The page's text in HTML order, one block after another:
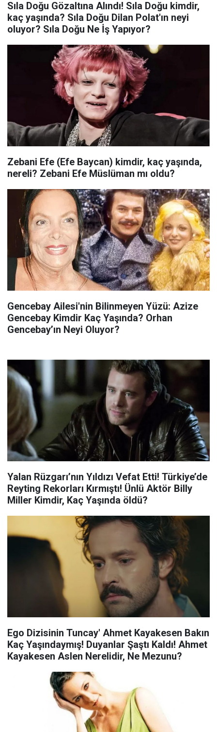
Sıla Doğu Gözaltına Alındı! Sıla Doğu kimdir,
kaç yaşında? Sıla Doğu Dilan Polat'ın neyi
oluyor? Sıla Doğu Ne İş Yapıyor?
Zebani Efe (Efe Baycan) kimdir, kaç yaşında,
nereli? Zebani Efe Müslüman mı oldu?
Gencebay Ailesi'nin Bilinmeyen Yüzü: Azize
Gencebay Kimdir Kaç Yaşında? Orhan
Gencebay’ın Neyi Oluyor?
Yalan Rüzgarı’nın Yıldızı Vefat Etti! Türkiye’de
Reyting Rekorları Kırmıştı! Ünlü Aktör Billy
Miller Kimdir, Kaç Yaşında öldü?
Ego Dizisinin Tuncay' Ahmet Kayakesen Bakın
Kaç Yaşındaymış! Duyanlar Şaştı Kaldı! Ahmet
Kayakesen Aslen Nerelidir, Ne Mezunu?